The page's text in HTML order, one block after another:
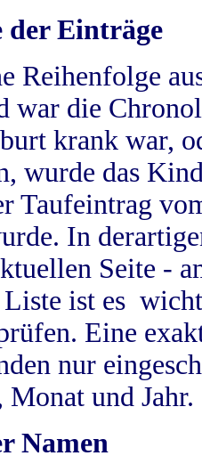
der Einträge
Reihenfolge
war die
krank war,
wurde das
Taufeintrag
In
Seite -
ist es
Eine
nur
und Jahr.
Namen